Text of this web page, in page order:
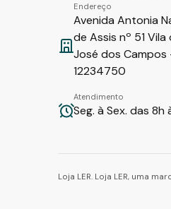
Endereço
Avenida Antonia
de Assis nº 51 Vila
José dos Campos
12234750
Atendimento
Seg. à Sex. das 8h
Loja LER. Loja LER, uma